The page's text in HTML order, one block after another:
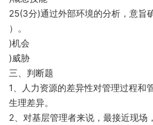
25(3分)通过外部环境的分析，意旨
）。
)机会
)威胁
三、判断题
1、人力资源的差异性对管理过程和
生理差异。
2、对基层管理者来说，最接近现场